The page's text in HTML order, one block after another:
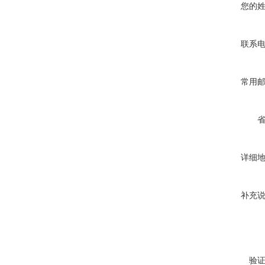
您的
联系
常用
详细
补充
验